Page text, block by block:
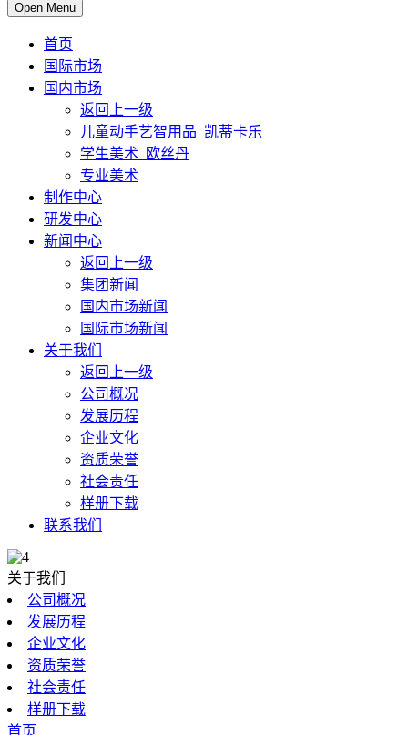
Open Menu
首页
国际市场
国内市场
返回上一级
儿童动手艺智用品_凯蒂卡乐
学生美术_欧丝丹
专业美术
制作中心
研发中心
新闻中心
返回上一级
集团新闻
国内市场新闻
国际市场新闻
关于我们
返回上一级
公司概况
发展历程
企业文化
资质荣誉
社会责任
样册下载
联系我们
关于我们
公司概况
发展历程
企业文化
资质荣誉
社会责任
样册下载
首页